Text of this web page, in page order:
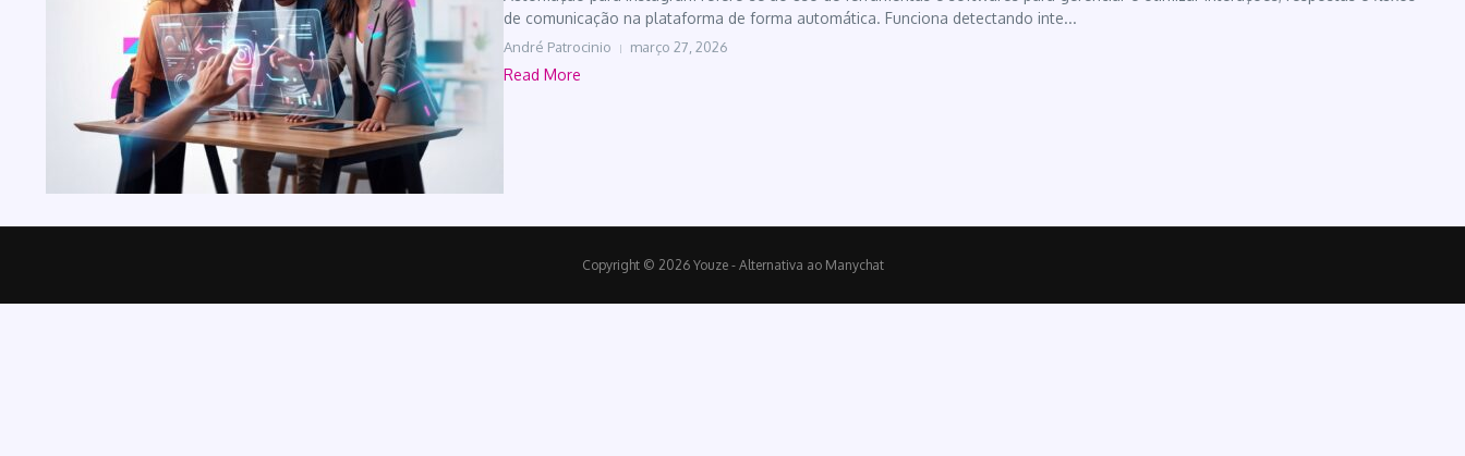
de comunicação na plataforma de forma automática. Funciona detectando inte...
André Patrocinio março 27, 2026
Read More
Copyright © 2026 Youze - Alternativa ao Manychat